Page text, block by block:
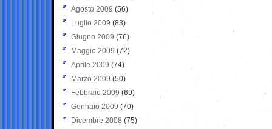
Agosto 2009 (56)
Luglio 2009 (83)
Giugno 2009 (76)
Maggio 2009 (72)
Aprile 2009 (74)
Marzo 2009 (50)
Febbraio 2009 (69)
Gennaio 2009 (70)
Dicembre 2008 (75)